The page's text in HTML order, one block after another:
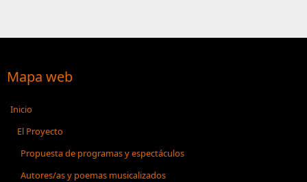
Mapa web
Inicio
El Proyecto
Propuesta de programas y espectáculos
Autores/as y poemas musicalizados